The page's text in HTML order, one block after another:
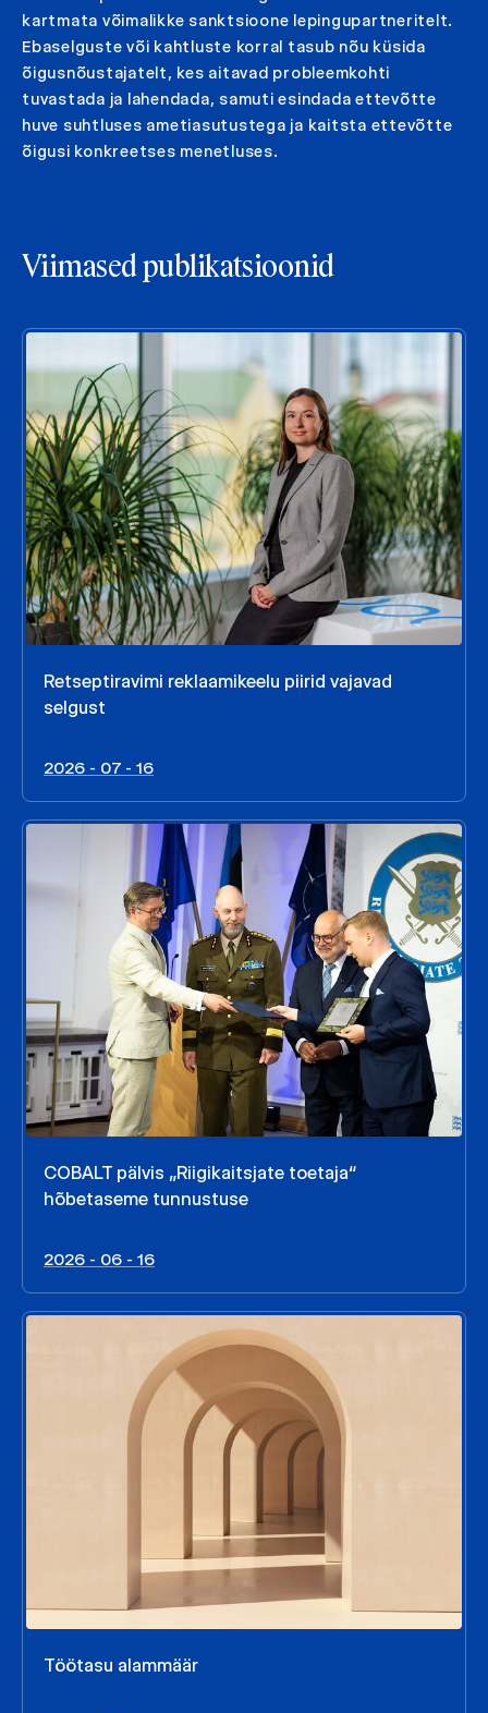
kartmata võimalikke sanktsioone lepingupartneritelt.
Ebaselguste või kahtluste korral tasub nõu küsida
õigusnõustajatelt, kes aitavad probleemkohti
tuvastada ja lahendada, samuti esindada ettevõtte
huve suhtluses ametiasutustega ja kaitsta ettevõtte
õigusi konkreetses menetluses.
Viimased publikatsioonid
Retseptiravimi reklaamikeelu piirid vajavad
selgust
2026 - 07 - 16
COBALT pälvis „Riigikaitsjate toetaja“
hõbetaseme tunnustuse
2026 - 06 - 16
Töötasu alammäär